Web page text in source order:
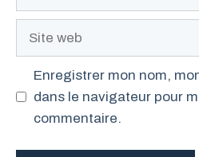
Site
Enregistrer mon nom,
dans le navigateur pour
commentaire.